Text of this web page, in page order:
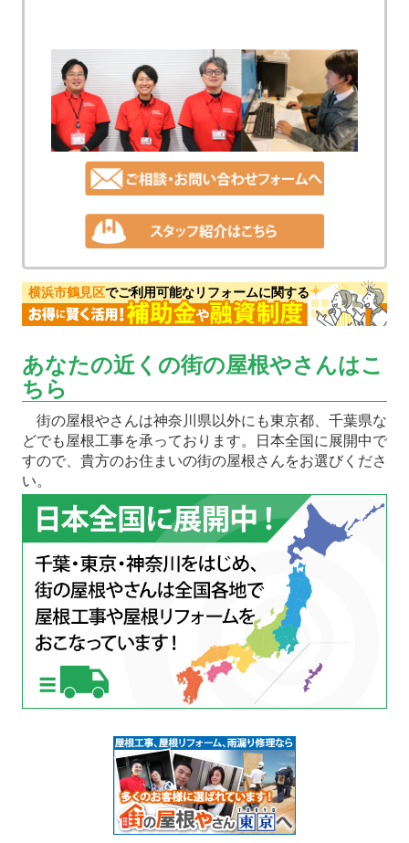
横浜市鶴見区でご利用可能なリフォームに関する
あなたの近くの街の屋根やさんはこ
ちら
街の屋根やさんは神奈川県以外にも東京都、千葉県な
どでも屋根工事を承っております。日本全国に展開中で
すので、貴方のお住まいの街の屋根さんをお選びくださ
い。